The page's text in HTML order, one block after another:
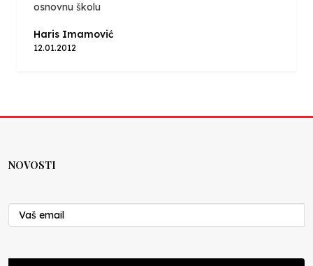
osnovnu školu
Haris Imamović
12.01.2012
NOVOSTI